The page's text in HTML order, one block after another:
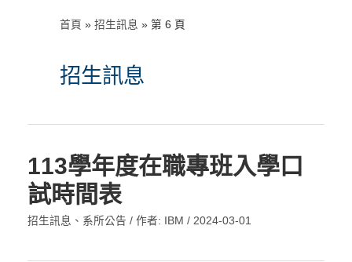
首頁 招生訊息 第 6 頁
招生訊息
113學年度在職專班入學口
試時間表
招生訊息 、 系所公告 / 作者: IBM / 2024-03-01